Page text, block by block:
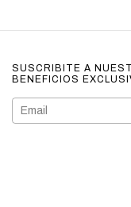
SUSCRIBITE A
BENEFICIOS